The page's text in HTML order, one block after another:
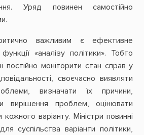
Уряд повинен самостійно
важливим є ефективне
«аналізу політики». Тобто
постійно моніторити стан справ у
своєчасно виявляти
визначати їх причини,
вирішення проблем, оцінювати
варіанту. Міністри повинні
суспільства варіанти політики,